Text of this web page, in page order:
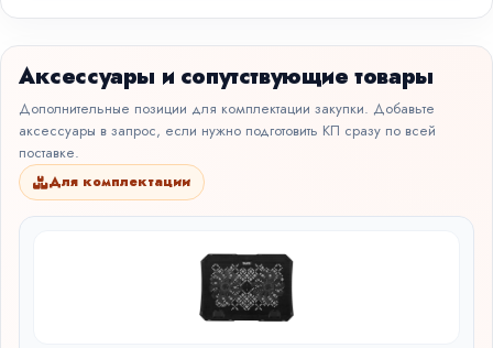
Аксессуары и сопутствующие товары
Дополнительные позиции для комплектации закупки. Добавьте
аксессуары в запрос, если нужно подготовить КП сразу по всей
поставке.
Для комплектации